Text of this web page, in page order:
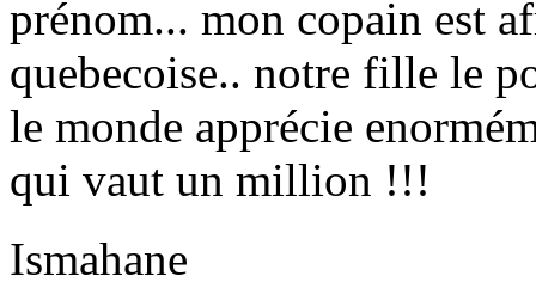
prénom... mon copain est
quebecoise.. notre fille le
le monde apprécie
qui vaut un million !!!
Ismahane